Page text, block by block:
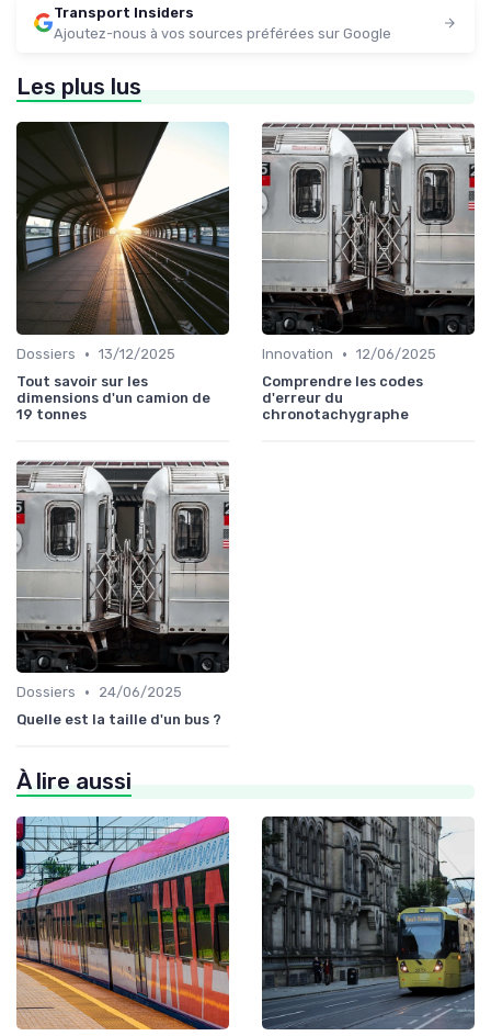
Transport Insiders
Ajoutez-nous à vos sources préférées sur Google
Les plus lus
Dossiers • 13/12/2025
Tout savoir sur les
dimensions d'un camion de
19 tonnes
Innovation • 12/06/2025
Comprendre les codes
d'erreur du
chronotachygraphe
Dossiers •
24/06/2025
Quelle est la taille d'un bus ?
À lire aussi